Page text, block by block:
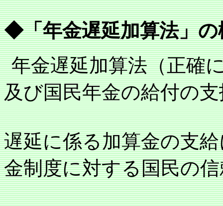
◆「年金遅延加算法」の
年金遅延加算法（正確
及び国民年金の給付の
遅延に係る加算金の支
金制度に対する国民の